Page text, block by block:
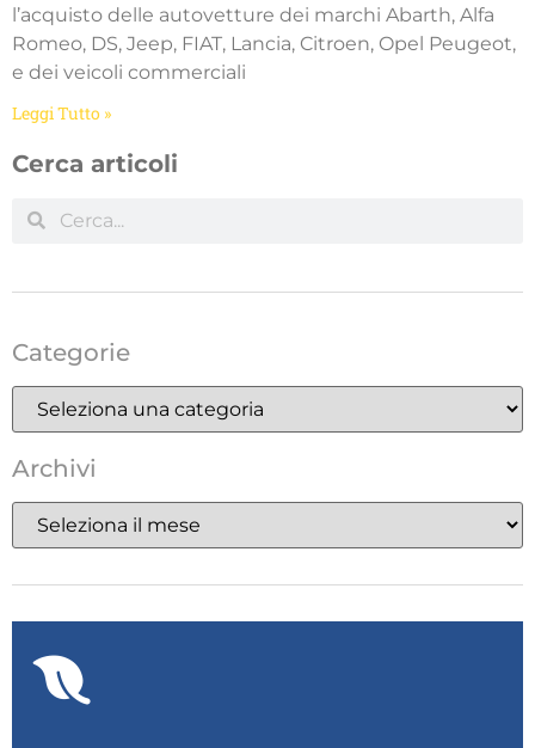
l’acquisto delle autovetture dei marchi Abarth, Alfa
Romeo, DS, Jeep, FIAT, Lancia, Citroen, Opel Peugeot,
e dei veicoli commerciali
Leggi Tutto »
Cerca articoli
Categorie
Archivi